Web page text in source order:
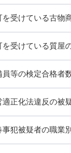
受けている古物
受けている質屋
等の検定合格者
正化法違反の被
犯被疑者の職業